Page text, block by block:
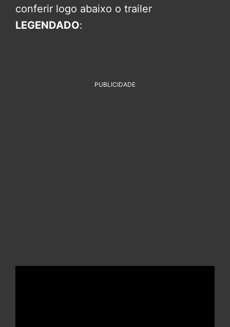
conferir logo abaixo o trailer
LEGENDADO:
PUBLICIDADE